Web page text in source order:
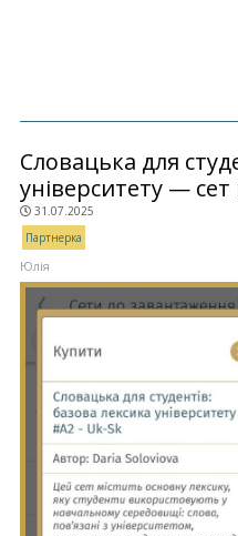
Словацька для
університету — сет
31.07.2025
Партнерка
Юлія